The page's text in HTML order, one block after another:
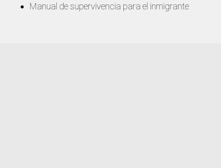
Manual de supervivencia para el inmigrante